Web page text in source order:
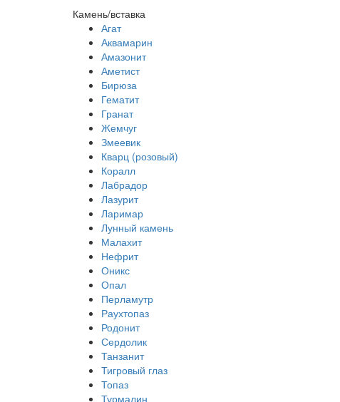
Камень/вставка
Агат
Аквамарин
Амазонит
Аметист
Бирюза
Гематит
Гранат
Жемчуг
Змеевик
Кварц (розовый)
Коралл
Лабрадор
Лазурит
Ларимар
Лунный камень
Малахит
Нефрит
Оникс
Опал
Перламутр
Раухтопаз
Родонит
Сердолик
Танзанит
Тигровый глаз
Топаз
Турмалин